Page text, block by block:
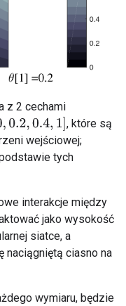
z 2 cechami
0.4,1 ]
, które są
wejściowej;
tych
interakcje między
jako wysokość
siatce, a
naciągniętą ciasno na
wymiaru, będzie